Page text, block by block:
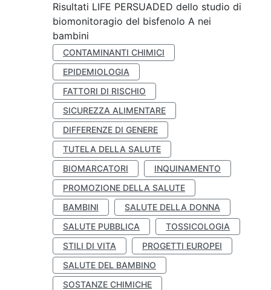
Risultati LIFE PERSUADED dello studio di
biomonitoragio del bisfenolo A nei
bambini
CONTAMINANTI CHIMICI
EPIDEMIOLOGIA
FATTORI DI RISCHIO
SICUREZZA ALIMENTARE
DIFFERENZE DI GENERE
TUTELA DELLA SALUTE
BIOMARCATORI
INQUINAMENTO
PROMOZIONE DELLA SALUTE
BAMBINI
SALUTE DELLA DONNA
SALUTE PUBBLICA
TOSSICOLOGIA
STILI DI VITA
PROGETTI EUROPEI
SALUTE DEL BAMBINO
SOSTANZE CHIMICHE